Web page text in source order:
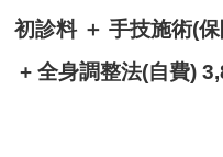
初診料 ＋ 手技施術(
+ 全身調整法(自費)